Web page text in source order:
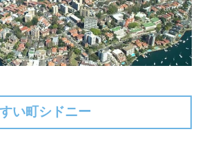
い町シドニー